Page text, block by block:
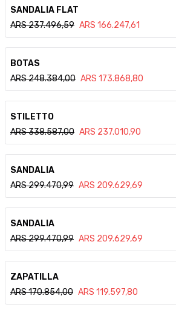
SANDALIA FLAT
ARS237.496,59 ARS 166.247,61
BOTAS
ARS248.384,00 ARS 173.868,80
STILETTO
ARS338.587,00 ARS 237.010,90
SANDALIA
ARS299.470,99 ARS 209.629,69
SANDALIA
ARS299.470,99 ARS 209.629,69
ZAPATILLA
ARS170.854,00 ARS 119.597,80